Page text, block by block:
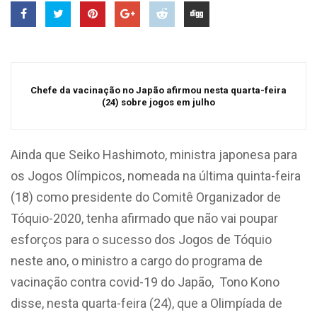
Chefe da vacinação no Japão afirmou nesta quarta-feira
(24) sobre jogos em julho
Ainda que Seiko Hashimoto, ministra japonesa para
os Jogos Olímpicos, nomeada na última quinta-feira
(18) como presidente do Comitê Organizador de
Tóquio-2020, tenha afirmado que não vai poupar
esforços para o sucesso dos Jogos de Tóquio
neste ano, o ministro a cargo do programa de
vacinação contra covid-19 do Japão, Tono Kono
disse, nesta quarta-feira (24), que a Olimpíada de